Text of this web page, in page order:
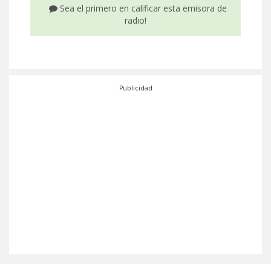
Sea el primero en calificar esta emisora de
radio!
Publicidad